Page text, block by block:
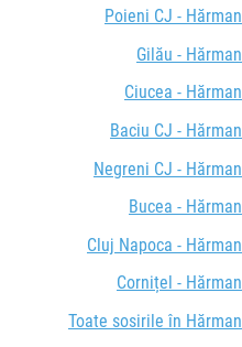
Poieni CJ - Hărman
Gilău - Hărman
Ciucea - Hărman
Baciu CJ - Hărman
Negreni CJ - Hărman
Bucea - Hărman
Cluj Napoca - Hărman
Cornițel - Hărman
Toate sosirile în Hărman